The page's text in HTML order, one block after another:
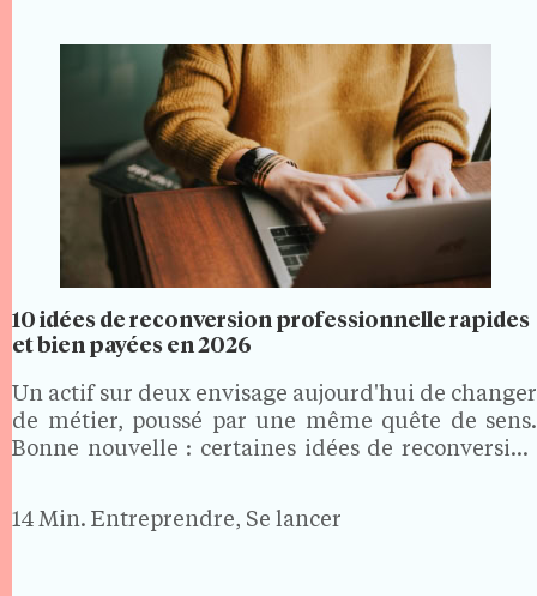
10 idées de reconversion professionnelle rapides
et bien payées en 2026
Un actif sur deux envisage aujourd'hui de changer
de métier, poussé par une même quête de sens.
Bonne nouvelle : certaines idées de reconversion
portées par des secteurs qui recrutent et
correctement…
14 Min. Entreprendre, Se lancer